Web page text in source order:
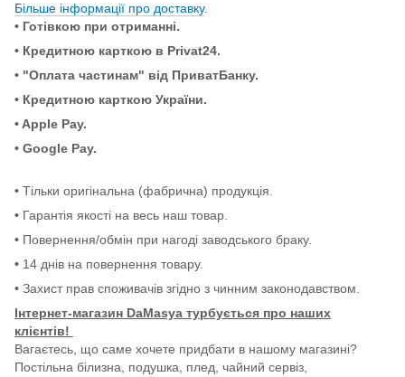
Більше інформації про доставку.
• Готівкою при отриманні.
• Кредитною карткою в Privat24.
• "Оплата частинам" від ПриватБанку.
• Кредитною карткою України.
• Apple Pay.
• Google Pay.
• Тільки оригінальна (фабрична) продукція.
• Гарантія якості на весь наш товар.
• Повернення/обмін при нагоді заводського браку.
• 14 днів на повернення товару.
• Захист прав споживачів згідно з чинним законодавством.
Інтернет-магазин DaMasya турбується про наших
клієнтів!
Вагаєтесь, що саме хочете придбати в нашому магазині?
Постільна білизна, подушка, плед, чайний сервіз,